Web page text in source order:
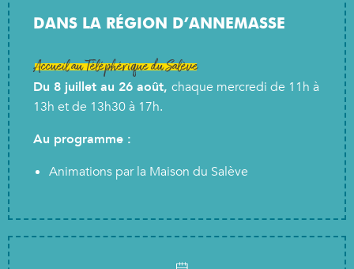
DANS LA RÉGION D’ANNEMASSE
Accueil au Téléphérique du Salève
Du 8 juillet au 26 août, chaque mercredi de 11h à
13h et de 13h30 à 17h.
Au programme :
Animations par la Maison du Salève